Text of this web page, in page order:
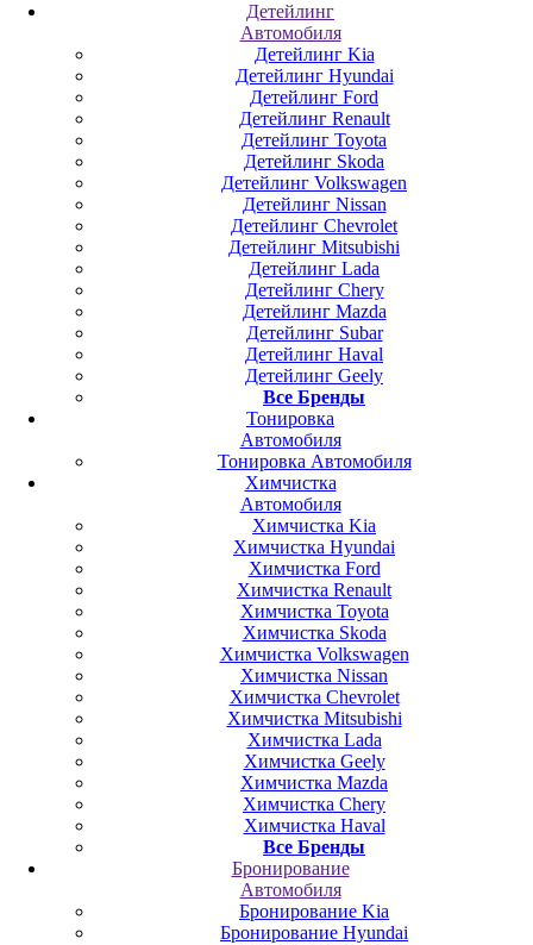
Детейлинг
Автомобиля
Детейлинг Kia
Детейлинг Hyundai
Детейлинг Ford
Детейлинг Renault
Детейлинг Toyota
Детейлинг Skoda
Детейлинг Volkswagen
Детейлинг Nissan
Детейлинг Chevrolet
Детейлинг Mitsubishi
Детейлинг Lada
Детейлинг Chery
Детейлинг Mazda
Детейлинг Subar
Детейлинг Haval
Детейлинг Geely
Все Бренды
Тонировка
Автомобиля
Тонировка Автомобиля
Химчистка
Автомобиля
Химчистка Kia
Химчистка Hyundai
Химчистка Ford
Химчистка Renault
Химчистка Toyota
Химчистка Skoda
Химчистка Volkswagen
Химчистка Nissan
Химчистка Chevrolet
Химчистка Mitsubishi
Химчистка Lada
Химчистка Geely
Химчистка Mazda
Химчистка Chery
Химчистка Haval
Все Бренды
Бронирование
Автомобиля
Бронирование Kia
Бронирование Hyundai